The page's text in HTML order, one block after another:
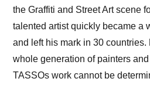
the Graffiti and Street Art scene
talented artist quickly became a
and left his mark in 30 countries.
whole generation of painters
TASSOs work cannot be